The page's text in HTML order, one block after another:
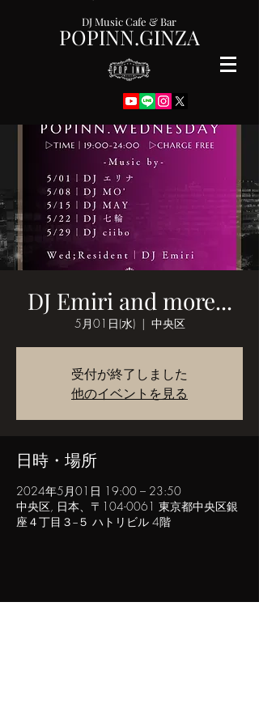
POPINN.GINZA
DJ Music Cafe & Bar
DJ Emiri and more...
5月01日(水)
  |
中央区
受付が終了しました
他のイベントを見る
日時・場所
2024年5月01日 19:00 – 23:50
中央区, 日本、〒104-0061 東京都中央区銀
座４丁目３−５ ハトリビル 4階